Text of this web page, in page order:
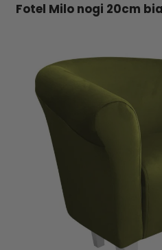
Fotel Milo nogi 20cm